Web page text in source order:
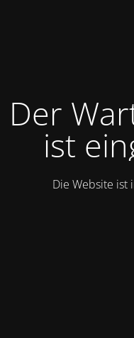
Der
ist
Die Website ist